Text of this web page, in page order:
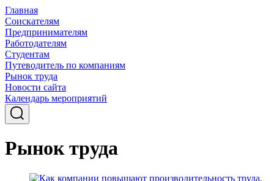
Главная
Соискателям
Предпринимателям
Работодателям
Студентам
Путеводитель по компаниям
Рынок труда
Новости сайта
Календарь мероприятий
Рынок труда